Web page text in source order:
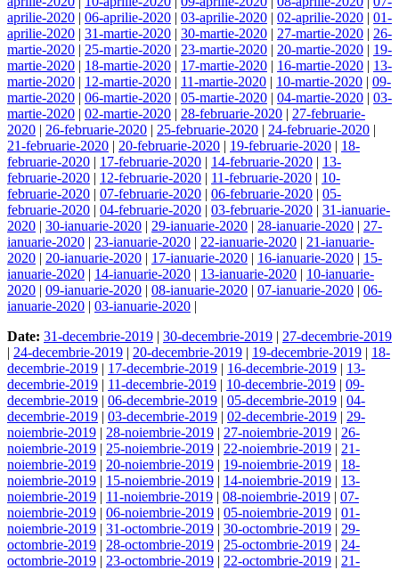
aprilie-2020 | 06-aprilie-2020 | 03-aprilie-2020 | 02-aprilie-2020 | 01-
aprilie-2020 | 31-martie-2020 | 30-martie-2020 | 27-martie-2020 | 26-
martie-2020 | 25-martie-2020 | 23-martie-2020 | 20-martie-2020 | 19-
martie-2020 | 18-martie-2020 | 17-martie-2020 | 16-martie-2020 | 13-
martie-2020 | 12-martie-2020 | 11-martie-2020 | 10-martie-2020 | 09-
martie-2020 | 06-martie-2020 | 05-martie-2020 | 04-martie-2020 | 03-
martie-2020 | 02-martie-2020 | 28-februarie-2020 | 27-februarie-
2020 | 26-februarie-2020 | 25-februarie-2020 | 24-februarie-2020 |
21-februarie-2020 | 20-februarie-2020 | 19-februarie-2020 | 18-
februarie-2020 | 17-februarie-2020 | 14-februarie-2020 | 13-
februarie-2020 | 12-februarie-2020 | 11-februarie-2020 | 10-
februarie-2020 | 07-februarie-2020 | 06-februarie-2020 | 05-
februarie-2020 | 04-februarie-2020 | 03-februarie-2020 | 31-ianuarie-
2020 | 30-ianuarie-2020 | 29-ianuarie-2020 | 28-ianuarie-2020 | 27-
ianuarie-2020 | 23-ianuarie-2020 | 22-ianuarie-2020 | 21-ianuarie-
2020 | 20-ianuarie-2020 | 17-ianuarie-2020 | 16-ianuarie-2020 | 15-
ianuarie-2020 | 14-ianuarie-2020 | 13-ianuarie-2020 | 10-ianuarie-
2020 | 09-ianuarie-2020 | 08-ianuarie-2020 | 07-ianuarie-2020 | 06-
ianuarie-2020 | 03-ianuarie-2020 |
Date: 31-decembrie-2019 | 30-decembrie-2019 | 27-decembrie-2019
| 24-decembrie-2019 | 20-decembrie-2019 | 19-decembrie-2019 | 18-
decembrie-2019 | 17-decembrie-2019 | 16-decembrie-2019 | 13-
decembrie-2019 | 11-decembrie-2019 | 10-decembrie-2019 | 09-
decembrie-2019 | 06-decembrie-2019 | 05-decembrie-2019 | 04-
decembrie-2019 | 03-decembrie-2019 | 02-decembrie-2019 | 29-
noiembrie-2019 | 28-noiembrie-2019 | 27-noiembrie-2019 | 26-
noiembrie-2019 | 25-noiembrie-2019 | 22-noiembrie-2019 | 21-
noiembrie-2019 | 20-noiembrie-2019 | 19-noiembrie-2019 | 18-
noiembrie-2019 | 15-noiembrie-2019 | 14-noiembrie-2019 | 13-
noiembrie-2019 | 11-noiembrie-2019 | 08-noiembrie-2019 | 07-
noiembrie-2019 | 06-noiembrie-2019 | 05-noiembrie-2019 | 01-
noiembrie-2019 | 31-octombrie-2019 | 30-octombrie-2019 | 29-
octombrie-2019 | 28-octombrie-2019 | 25-octombrie-2019 | 24-
octombrie-2019 | 23-octombrie-2019 | 22-octombrie-2019 | 21-